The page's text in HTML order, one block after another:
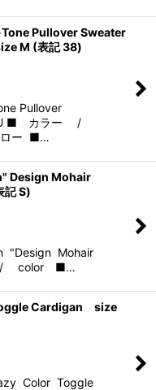
Pullover Sweater
M (表記 38)
Pullover
■ カラー /
ロー ■…
Design Mohair
S)
"Design Mohair
/ color ■…
Cardigan size
Color Toggle